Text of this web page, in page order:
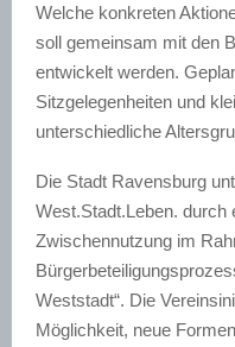
Welche konkreten
soll gemeinsam mit den
entwickelt werden.
Sitzgelegenheiten und
unterschiedliche
Die Stadt Ravensburg
West.Stadt.Leben. durch
Zwischennutzung im
Weststadt“. Die
Möglichkeit, neue